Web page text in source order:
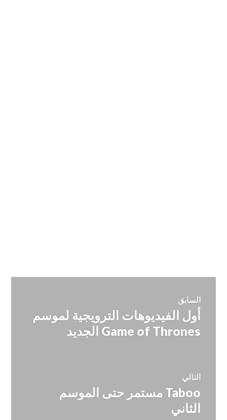
تصفّح
المقالات
السابق
المقالة
السابقة:
أول الفيديوهات الترويجية لموسم
Game of Thrones الجديد
التالي
المقالة
التالية:
Taboo مستمر حتى الموسم
الثاني